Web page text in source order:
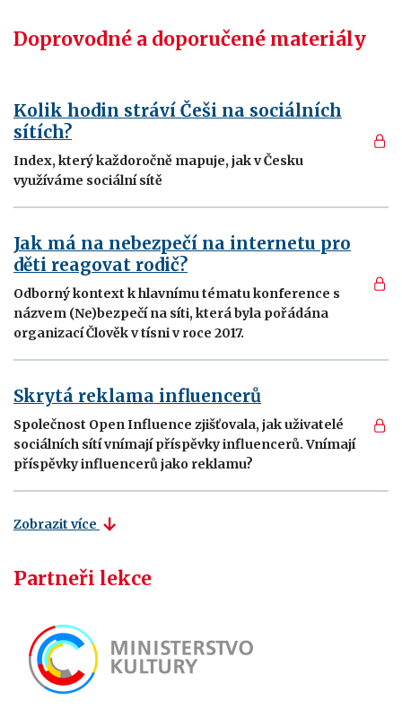
Doprovodné a doporučené materiály
Kolik hodin stráví Češi na sociálních
sítích?
Index, který každoročně mapuje, jak v Česku
využíváme sociální sítě
Jak má na nebezpečí na internetu pro
děti reagovat rodič?
Odborný kontext k hlavnímu tématu konference s
názvem (Ne)bezpečí na síti, která byla pořádána
organizací Člověk v tísni v roce 2017.
Skrytá reklama influencerů
Společnost Open Influence zjišťovala, jak uživatelé
sociálních sítí vnímají příspěvky influencerů. Vnímají
příspěvky influencerů jako reklamu?
Zobrazit více
Partneři lekce